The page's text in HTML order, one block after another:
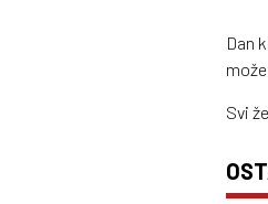
Dan
Svi